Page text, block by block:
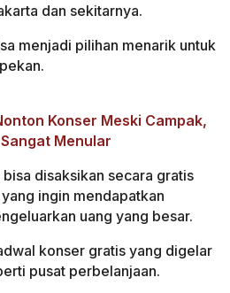
dan sekitarnya.
menjadi pilihan menarik untuk
Konser Meski Campak,
Menular
disaksikan secara gratis
ingin mendapatkan
uang yang besar.
konser gratis yang digelar
pusat perbelanjaan.